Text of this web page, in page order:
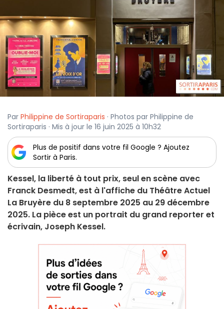
Par Philippine de Sortiraparis · Photos par Philippine de
Sortiraparis · Mis à jour le 16 juin 2025 à 10h32
Plus de positif dans votre fil Google ? Ajoutez
Sortir à Paris.
Kessel, la liberté à tout prix, seul en scène avec
Franck Desmedt, est à l'affiche du Théâtre Actuel
La Bruyère du 8 septembre 2025 au 29 décembre
2025. La pièce est un portrait du grand reporter et
écrivain, Joseph Kessel.